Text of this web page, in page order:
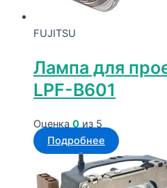
FUJITSU
Лампа для
LPF-B601
Оценка 0 из 5
Подробнее